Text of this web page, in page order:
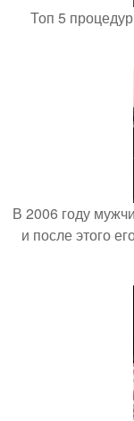
Топ 5
В 2006 году
и после этого